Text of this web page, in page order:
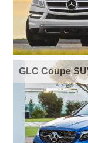
GLC Coupe